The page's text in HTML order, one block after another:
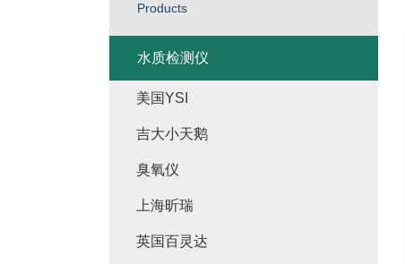
Products
水质检测仪
美国YSI
吉大小天鹅
臭氧仪
上海昕瑞
英国百灵达